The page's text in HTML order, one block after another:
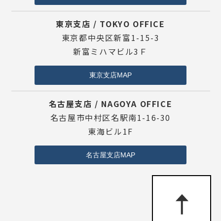
東京支店 / TOKYO OFFICE
東京都中央区新富1-15-3
新富ミハマビル3Ｆ
東京支店MAP
名古屋支店 / NAGOYA OFFICE
名古屋市中村区名駅南1-16-30
東海ビル1F
名古屋支店MAP